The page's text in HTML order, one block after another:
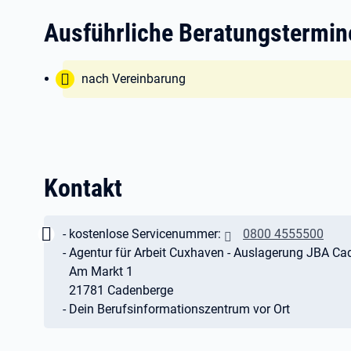
Ausführliche
Tipp:
nach Vereinbarung
Kontakt
Wichtig:
- kostenlose Servicenummer:
0800 4555500
- Agentur für Arbeit Cuxhaven - Auslagerung JBA
Am Markt 1
21781 Cadenberge
- Dein Berufsinformationszentrum vor Ort